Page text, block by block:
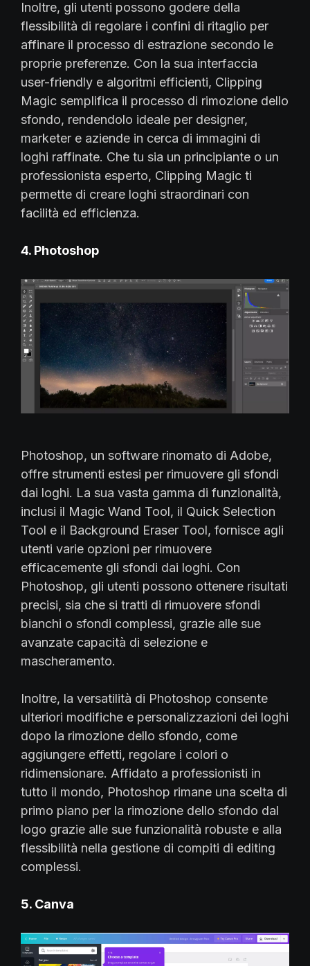
Inoltre, gli utenti possono godere della
flessibilità di regolare i confini di ritaglio per
affinare il processo di estrazione secondo le
proprie preferenze. Con la sua interfaccia
user-friendly e algoritmi efficienti, Clipping
Magic semplifica il processo di rimozione dello
sfondo, rendendolo ideale per designer,
marketer e aziende in cerca di immagini di
loghi raffinate. Che tu sia un principiante o un
professionista esperto, Clipping Magic ti
permette di creare loghi straordinari con
facilità ed efficienza.
4. Photoshop
Photoshop, un software rinomato di Adobe,
offre strumenti estesi per rimuovere gli sfondi
dai loghi. La sua vasta gamma di funzionalità,
inclusi il Magic Wand Tool, il Quick Selection
Tool e il Background Eraser Tool, fornisce agli
utenti varie opzioni per rimuovere
efficacemente gli sfondi dai loghi. Con
Photoshop, gli utenti possono ottenere risultati
precisi, sia che si tratti di rimuovere sfondi
bianchi o sfondi complessi, grazie alle sue
avanzate capacità di selezione e
mascheramento.
Inoltre, la versatilità di Photoshop consente
ulteriori modifiche e personalizzazioni dei loghi
dopo la rimozione dello sfondo, come
aggiungere effetti, regolare i colori o
ridimensionare. Affidato a professionisti in
tutto il mondo, Photoshop rimane una scelta di
primo piano per la rimozione dello sfondo dal
logo grazie alle sue funzionalità robuste e alla
flessibilità nella gestione di compiti di editing
complessi.
5. Canva